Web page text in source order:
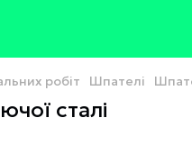
робіт Шпателі
сталі